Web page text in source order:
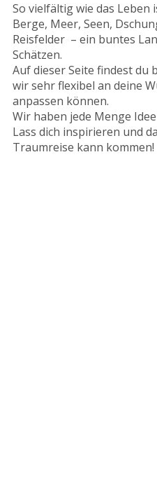
So vielfältig wie das Leben
Berge, Meer, Seen,
Reisfelder – ein buntes
Schätzen.
Auf dieser Seite findest du
wir sehr flexibel an deine
anpassen können.
Wir haben jede Menge
Lass dich inspirieren und
Traumreise kann kommen!